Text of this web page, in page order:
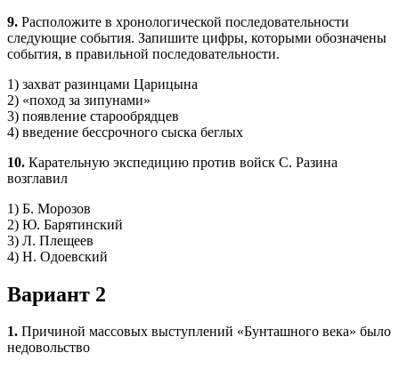
9. Расположите в хронологической последовательности
следующие события. Запи­шите цифры, которыми обозначены
события, в правильной последовательности.
1) захват разинцами Царицына
2) «поход за зипунами»
3) появление старообрядцев
4) введение бессрочного сыска беглых
10. Карательную экспедицию против войск С. Разина
возглавил
1) Б. Морозов
2) Ю. Барятинский
3) Л. Плещеев
4) Н. Одоевский
Вариант 2
1. Причиной массовых выступлений «Бунташного века» было
недовольство